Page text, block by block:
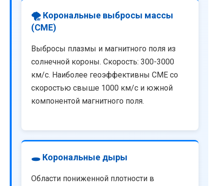
🌪️ Корональные выбросы массы
(CME)
Выбросы плазмы и магнитного поля из
солнечной короны. Скорость: 300-3000
км/с. Наиболее геоэффективны CME со
скоростью свыше 1000 км/с и южной
компонентой магнитного поля.
🕳️ Корональные дыры
Области пониженной плотности в